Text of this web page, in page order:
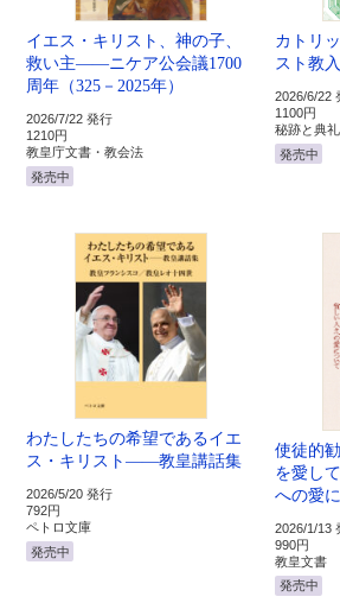
イエス・キリスト、神の子、
救い主――ニケア公会議1700
周年（325－2025年）
2026/7/22 発行
1210円
教皇庁文書・教会法
発売中
カトリ
スト教
2026/6/22
1100円
秘跡と典礼
発売中
わたしたちの希望であるイエ
ス・キリスト――教皇講話集
2026/5/20 発行
792円
ペトロ文庫
発売中
使徒的
を愛し
への愛
2026/1/13
990円
教皇文書
発売中